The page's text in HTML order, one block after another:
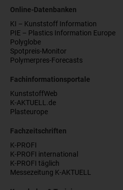
Online-Datenbanken
KI – Kunststoff Information
PIE – Plastics Information Europe
Polyglobe
Spotpreis-Monitor
Polymerpres-Forecasts
Fachinformationsportale
KunststoffWeb
K-AKTUELL.de
Plasteurope
Fachzeitschriften
K-PROFI
K-PROFI international
K-PROFI täglich
Messezeitung K-AKTUELL